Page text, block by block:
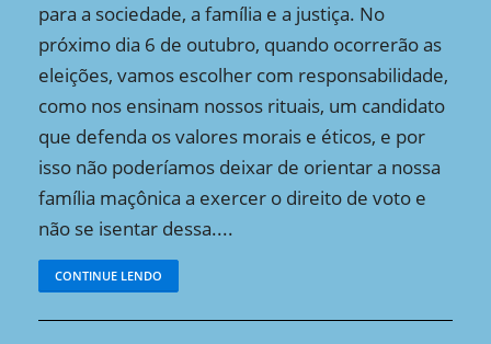
para a sociedade, a família e a justiça. No
próximo dia 6 de outubro, quando ocorrerão as
eleições, vamos escolher com responsabilidade,
como nos ensinam nossos rituais, um candidato
que defenda os valores morais e éticos, e por
isso não poderíamos deixar de orientar a nossa
família maçônica a exercer o direito de voto e
não se isentar dessa....
CONTINUE LENDO